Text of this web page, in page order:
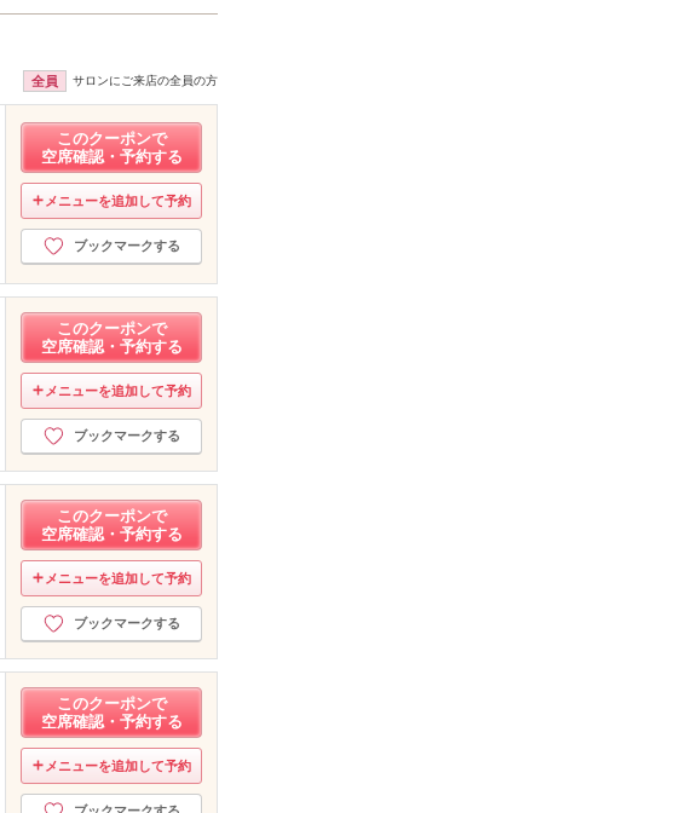
全員 サロンにご来店の全員の方
このクーポンで
空席確認・予約する
メニューを追加して予約
ブックマークする
このクーポンで
空席確認・予約する
メニューを追加して予約
ブックマークする
このクーポンで
空席確認・予約する
メニューを追加して予約
ブックマークする
このクーポンで
空席確認・予約する
メニューを追加して予約
ブックマークする